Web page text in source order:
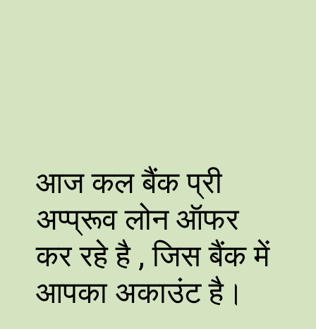
आज कल बैंक प्री
अप्प्रूव लोन ऑफर
कर रहे है , जिस बैंक में
आपका अकाउंट है।